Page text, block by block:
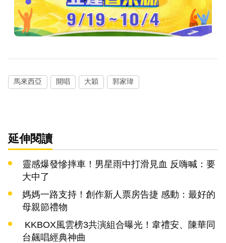
馬來西亞 開唱 大穎 郭家瑋
延伸閱讀
靈感爆發慘摔車！男星雨中打滑見血 反嗨喊：要
大中了
媽媽一路支持！創作新人票房告捷 感動：最好的
母親節禮物
KKBOX風雲榜3共演組合曝光！韋禮安、陳華同
台飆唱經典神曲